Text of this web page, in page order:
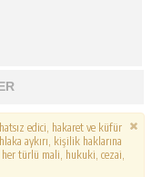
edici, hakaret ve küfür
aykırı, kişilik haklarına
türlü mali, hukuki, cezai,